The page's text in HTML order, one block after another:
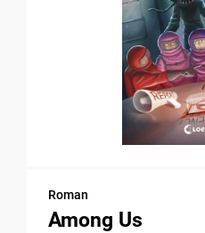
Roman
Among Us